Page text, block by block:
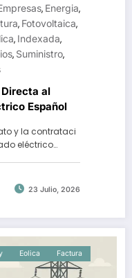
, Energia,
, Fotovoltaica,
, Indexada,
, Suministro,
al
Español
y la contrataci
eléctrico…
23 Julio, 2026
Eolica
Factura